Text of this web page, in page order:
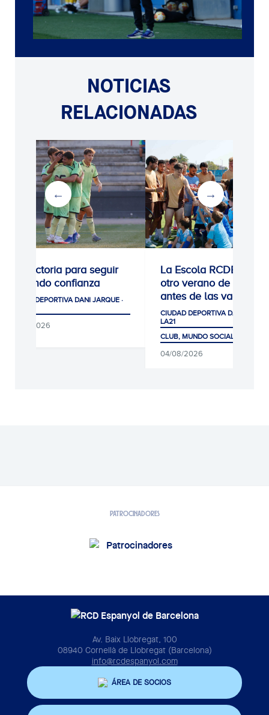
NOTICIAS
RELACIONADAS
0-1: Victoria para seguir
cogiendo confianza
CIUDAD DEPORTIVA DANI JARQUE ·
05/08/2026
La Escola RCDE cierra
otro verano de récord
antes de las
CIUDAD DEPORTIVA DANI
LA21
CLUB, MUNDO SOCIAL Y
04/08/2026
PATROCINADORES
Av. Baix Llobregat, 100
08940 Cornellà de Llobregat (Barcelona)
info@rcdespanyol.com
ÁREA DE SOCIOS